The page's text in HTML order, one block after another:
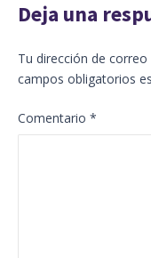
Deja una
Tu dirección de
campos obligatorios
Comentario *